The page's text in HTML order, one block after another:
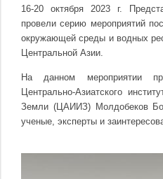
16-20 октября 2023 г.
провели серию мероприятий
окружающей среды и водных
Центральной Азии.
На данном мероприятии
Центрально-Азиатского
Земли (ЦАИИЗ) Молдобеков
ученые, эксперты и